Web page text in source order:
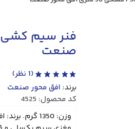
صنعت
(
1 نظر)
برند: افق محور صنعت
کد محصول: 4525